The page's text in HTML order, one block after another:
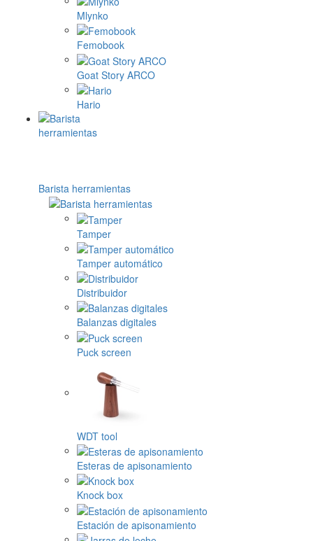
Mlynko
Femobook
Goat Story ARCO
Hario
Barista herramientas
Tamper
Tamper automático
Distribuidor
Balanzas digitales
Puck screen
WDT tool
Esteras de apisonamiento
Knock box
Estación de apisonamiento